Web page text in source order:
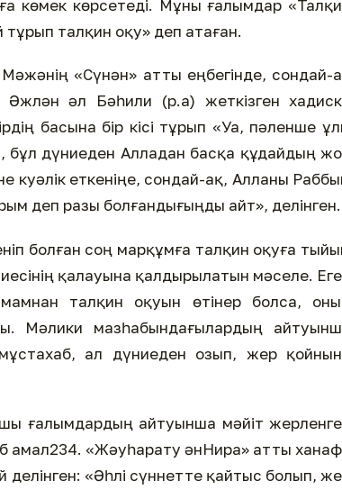
көмек көрсетеді. Мұны ғалымдар
тұрып талқин оқу» деп атаған.
«Сүнән» атты еңбегінде, сондай-
әл Бәһили (р.а) жеткізген
басына бір кісі тұрып «Уа, пәленше
бұл дүниеден Алладан басқа құдайдың
куәлік еткеніңе, сондай-ақ, Алланы
деп разы болғандығыңды айт», делінген.
болған соң марқұмға талқин оқуға
қалауына қалдырылатын мәселе.
талқин оқуын өтінер болса,
Мәлики мазһабындағылардың
ал дүниеден озып, жер
ғалымдардың айтуынша мәйіт
амал234. «Жәуһарату әнНира» атты
делінген: «Әһлі сүннетте қайтыс болып,